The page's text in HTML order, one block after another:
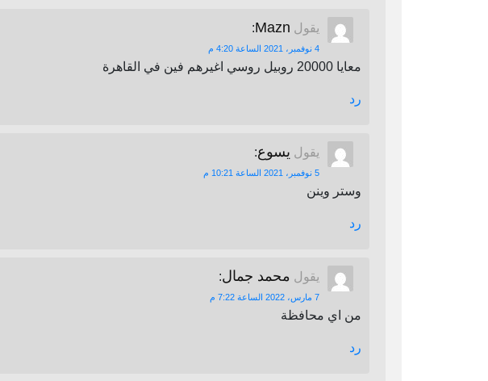
يقول Mazn
:
4 نوفمبر، 2021 الساعة 4:20 م
معايا 20000 روبيل روسي اغيرهم فين في القاهرة
رد
يقول يسوع:
5 نوفمبر، 2021 الساعة 10:21 م
وستر وينن
رد
يقول محمد جمال:
7 مارس، 2022 الساعة 7:22 م
من اي محافظة
رد